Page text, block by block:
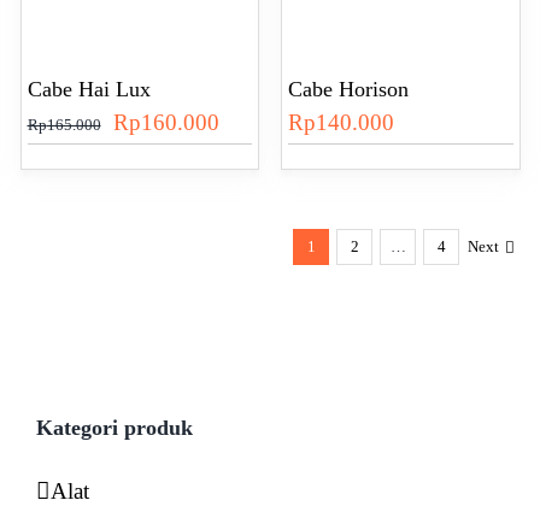
Cabe Hai Lux
Rp165.000
Harga
aslinya
Rp160.000Harga
saat
Cabe Horison
Rp140.000
1 2 … 4 Next
Kategori produk
Alat